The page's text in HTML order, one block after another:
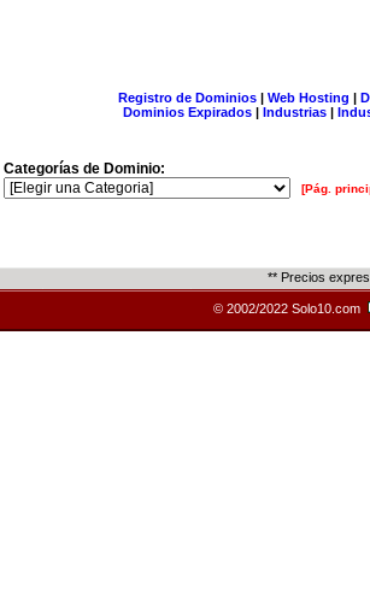
Registro de Dominios| Web Hosting |
Dominios Expirados | Industrias |
Categorías de Dominio:
[Pág.
** Precios
© 2002/2022 Solo10.com